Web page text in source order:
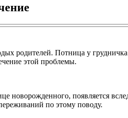
родителей. Потница у
этой проблемы.
появляется
по этому поводу.